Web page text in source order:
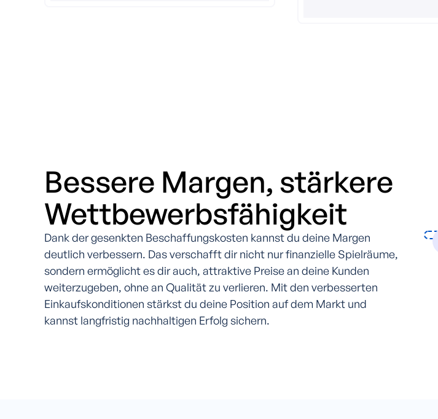
Bessere Margen, stärkere
Wettbewerbsfähigkeit
Dank der gesenkten Beschaffungskosten kannst du deine Margen
deutlich verbessern. Das verschafft dir nicht nur finanzielle Spielräume,
sondern ermöglicht es dir auch, attraktive Preise an deine Kunden
weiterzugeben, ohne an Qualität zu verlieren. Mit den verbesserten
Einkaufskonditionen stärkst du deine Position auf dem Markt und
kannst langfristig nachhaltigen Erfolg sichern.